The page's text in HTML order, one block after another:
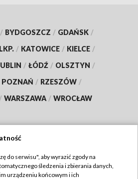
/ BYDGOSZCZ / GDAŃSK /
/ KATOWICE / KIELCE /
/ ŁÓDŹ / OLSZTYN /
POZNAŃ / RZESZÓW /
/ WARSZAWA / WROCŁAW
TVP
do serwisu", aby wyrazić zgody na
śledzenia i zbierania danych,
urządzeniu końcowym i ich